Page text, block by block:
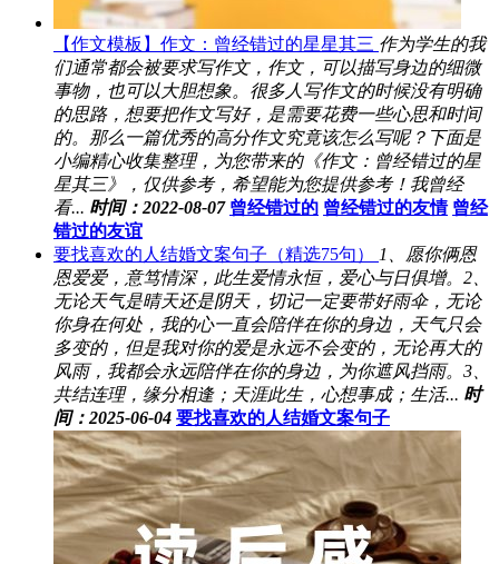
【作文模板】作文：曾经错过的星星其三 作为学生的我
们通常都会被要求写作文，作文，可以描写身边的细微
事物，也可以大胆想象。很多人写作文的时候没有明确
的思路，想要把作文写好，是需要花费一些心思和时间
的。那么一篇优秀的高分作文究竟该怎么写呢？下面是
小编精心收集整理，为您带来的《作文：曾经错过的星
星其三》，仅供参考，希望能为您提供参考！我曾经
看... 时间：2022-08-07 曾经错过的 曾经错过的友情 曾经
错过的友谊
要找喜欢的人结婚文案句子（精选75句）
1、愿你俩恩
恩爱爱，意笃情深，此生爱情永恒，爱心与日俱增。2、
无论天气是晴天还是阴天，切记一定要带好雨伞，无论
你身在何处，我的心一直会陪伴在你的身边，天气只会
多变的，但是我对你的爱是永远不会变的，无论再大的
风雨，我都会永远陪伴在你的身边，为你遮风挡雨。3、
共结连理，缘分相逢；天涯此生，心想事成；生活... 时
间：2025-06-04 要找喜欢的人结婚文案句子